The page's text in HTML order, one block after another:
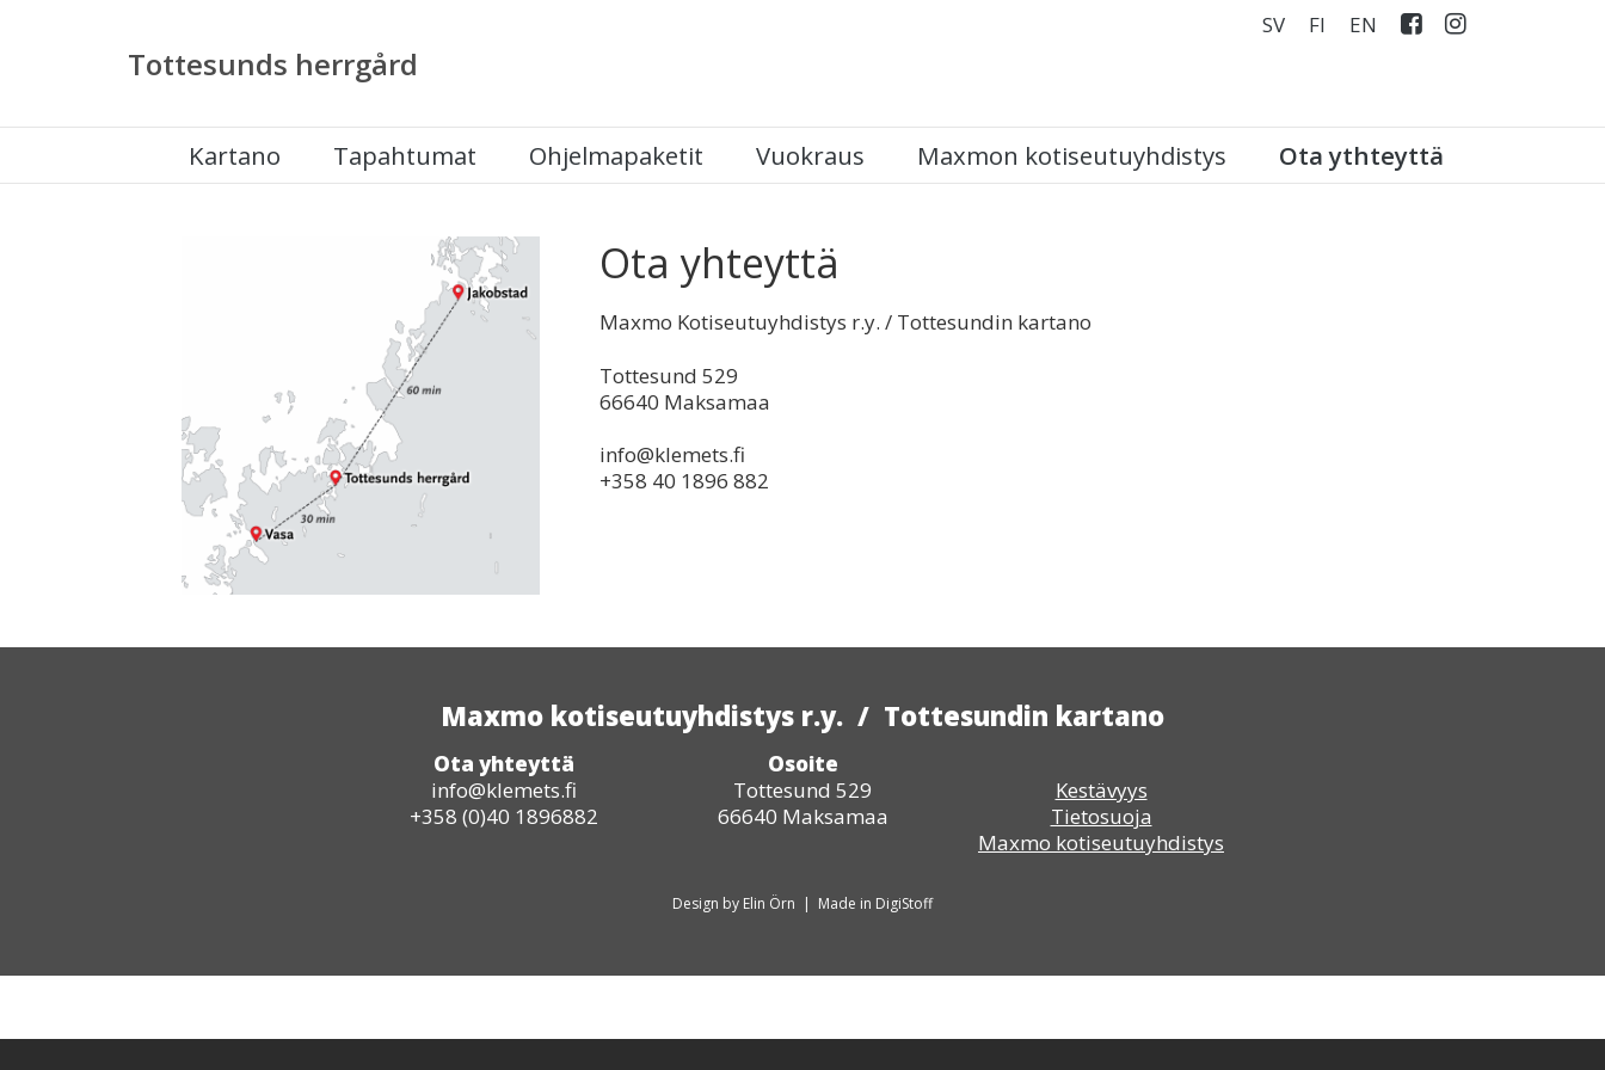
SV
FI EN
Tottesunds herrgård
Kartano Tapahtumat Ohjelmapaketit Vuokraus Maxmon kotiseutuyhdistys Ota ythteyttä
Ota yhteyttä
Maxmo Kotiseutuyhdistys r.y. / Tottesundin kartano
Tottesund 529
66640 Maksamaa
info@klemets.fi
+358 40 1896 882
Maxmo kotiseutuyhdistys r.y. / Tottesundin kartano
Ota yhteyttä
Osoite
info@klemets.fi
+358 (0)40 1896882
Tottesund 529
66640 Maksamaa
Kestävyys
Tietosuoja
Maxmo kotiseutuyhdistys
Design by Elin Örn | Made in DigiStoff